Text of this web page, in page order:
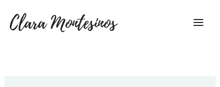
contenido